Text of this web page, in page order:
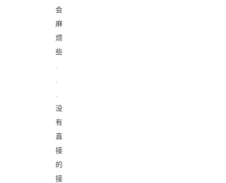
会
麻
烦
些
没
有
直
接
的
接